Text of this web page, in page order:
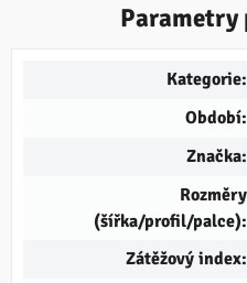
Parametry
Kategorie:
Období:
Značka:
Rozměry
(šířka/profil/palce):
Zátěžový index: